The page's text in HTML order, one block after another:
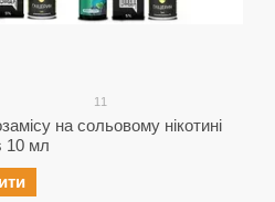
11
на сольовому нікотині
10 мл